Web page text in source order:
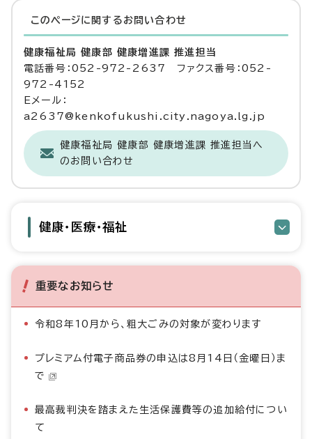
このページに関する お問い合わせ
健康福祉局 健康部 健康増進課 推進担当
電話番号：052-972-2637 ファクス番号：052-
972-4152
Eメール：
a2637@kenkofukushi.city.nagoya.lg.jp
健康福祉局 健康部 健康増進課 推進担当へ
のお問い合わせ
健康・医療・福祉
重要なお知らせ
令和8年10月から、粗大ごみの対象が変わります
プレミアム付電子商品券の申込は8月14日（金曜日）ま
で
最高裁判決を踏まえた生活保護費等の追加給付につい
て